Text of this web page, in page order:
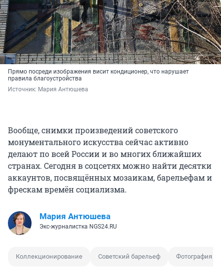
Прямо посреди изображения висит кондиционер, что нарушает
правила благоустройства
Источник: Мария Антюшева
Вообще, снимки произведений советского
монументального искусства сейчас активно
делают по всей России и во многих ближайших
странах. Сегодня в соцсетях можно найти десятки
аккаунтов, посвящённых мозаикам, барельефам и
фрескам времён социализма.
Мария Антюшева
Экс-журналистка NGS24.RU
Коллекционирование Советский барельеф Фотография